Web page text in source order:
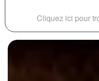
Cliquez ici pour